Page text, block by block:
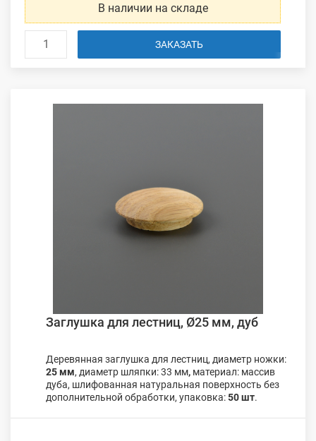
В наличии на складе
ЗАКАЗАТЬ
Заглушка для лестниц, Ø25 мм, дуб
Деревянная заглушка для лестниц, диаметр ножки:
25 мм, диаметр шляпки: 33 мм, материал: массив
дуба, шлифованная натуральная поверхность без
дополнительной обработки, упаковка:50 шт.